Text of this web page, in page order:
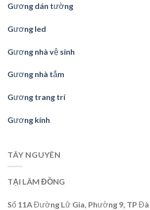
Gương dán tường
Gương led
Gương nhà vệ sinh
Gương nhà tắm
Gương trang trí
Gương kính
TÂY NGUYÊN
TẠI LÂM ĐỒNG
Số 11A Đường Lữ Gia, Phường 9, TP